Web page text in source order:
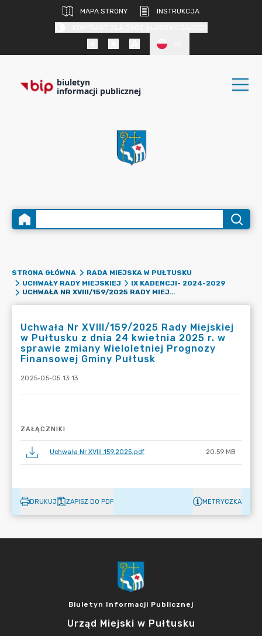
MAPA STRONY
INSTRUKCJA
biuletyn
informacji publicznej
STRONA GŁÓWNA
RADA MIEJSKA W PUŁTUSKU
UCHWAŁY RADY MIEJSKIEJ
IX KADENCJI- 2024-2029
UCHWAŁA NR XVIII/159/2025 RADY MIEJSKIEJ W PUŁTUSKU Z DNIA 24 KWIETNIA 2025 R. W SPRAWIE ZMIANY WIELOLETNIEJ PROGNOZY FINANSOWEJ GMINY PUŁTUSK
Uchwała Nr XVIII/159/2025 Rady Miejskiej
w Pułtusku z dnia 24 kwietnia 2025 r. w
sprawie zmiany Wieloletniej Prognozy
Finansowej Gminy Pułtusk
2025-05-05 13:13
ZAŁĄCZNIKI
Uchwała Nr XVIII.159.2025.pdf 20.59 MB
DRUKUJ ZAPISZ DO PDF METRYCZKA
Biuletyn Informacji Publicznej
Urząd Miejski w Pułtusku